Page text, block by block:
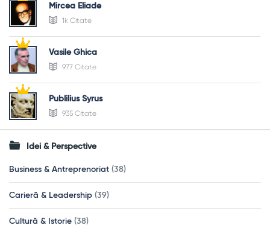
Mircea Eliade
1k Citate
Vasile Ghica
977 Citate
Publilius Syrus
935 Citate
Idei & Perspective
Business & Antreprenoriat (38)
Carieră & Leadership (39)
Cultură & Istorie (38)